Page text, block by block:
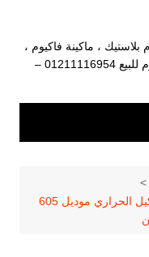
بلاستيك ، ماكينة فاكيوم ،
ماكينة فاكيوم تغليف وسحب الهواء ، فاكيوم للبيع 01211116954 –
طريقة العمل علي ماكينة فاكيوم التشكيل الحراري موديل 605